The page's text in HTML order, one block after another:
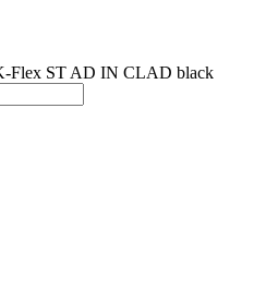
Flex ST AD IN CLAD black